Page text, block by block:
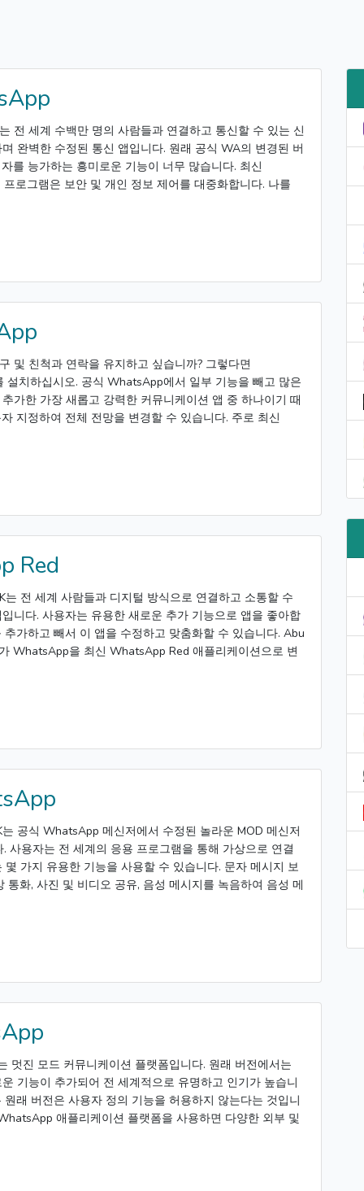
전 세계 수백만 명의 사람들과 연결하고 통신할 수 있는 신
완벽한 수정된 통신 앱입니다. 원래 공식 WA의 변경된 버
를 능가하는 흥미로운 기능이 너무 많습니다. 최신
로그램은 보안 및 개인 정보 제어를 대중화합니다. 나를
및 친척과 연락을 유지하고 싶습니까? 그렇다면
설치하십시오. 공식 WhatsApp에서 일부 기능을 빼고 많은
가한 가장 새롭고 강력한 커뮤니케이션 앱 중 하나이기 때
지정하여 전체 전망을 변경할 수 있습니다. 주로 최신
Red
전 세계 사람들과 디지털 방식으로 연결하고 소통할 수
니다. 사용자는 유용한 새로운 추가 기능으로 앱을 좋아합
추가하고 빼서 이 앱을 수정하고 맞춤화할 수 있습니다. Abu
WhatsApp을 최신 WhatsApp Red 애플리케이션으로 변
공식 WhatsApp 메신저에서 수정된 놀라운 MOD 메신저
사용자는 전 세계의 응용 프로그램을 통해 가상으로 연결
몇 가지 유용한 기능을 사용할 수 있습니다. 문자 메시지 보
통화, 사진 및 비디오 공유, 음성 메시지를 녹음하여 음성 메
멋진 모드 커뮤니케이션 플랫폼입니다. 원래 버전에서는
기능이 추가되어 전 세계적으로 유명하고 인기가 높습니
래 버전은 사용자 정의 기능을 허용하지 않는다는 것입니
애플리케이션 플랫폼을 사용하면 다양한 외부 및